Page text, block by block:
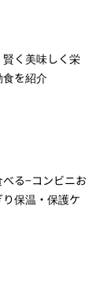
賢く美味しく栄
を紹介
る−コンビニお
保温・保護ケ